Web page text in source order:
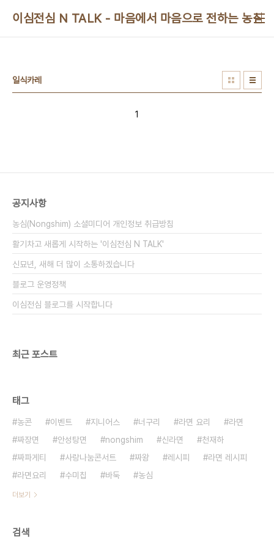
이심전심 N TALK - 마음에서 마음으로 전하는 농심
일식카레
1
공지사항
농심(Nongshim) 소셜미디어 개인정보 취급방침
활기차고 새롭게 시작하는 '이심전심 N TALK'
신묘년, 새해 더 많이 소통하겠습니다
블로그 운영정책
이심전심 블로그를 시작합니다
최근 포스트
태그
농콘 이벤트 지니어스 너구리 라면 요리
라면
짜장면
안성탕면 nongshim 신라면
천재하
짜파게티
사랑나눔콘서트 짜왕 레시피
라면 레시피
라면요리
수미칩 바둑 농심
더보기
검색